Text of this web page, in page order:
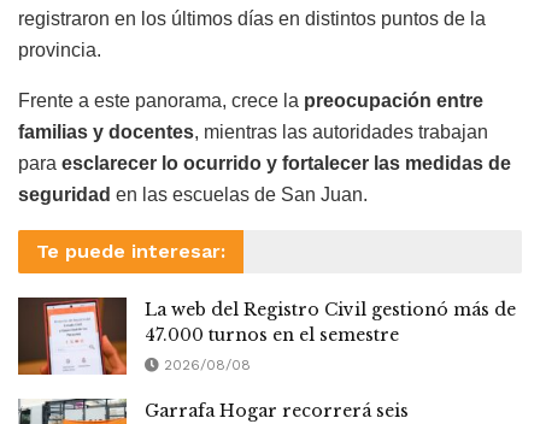
registraron en los últimos días en distintos puntos de la
provincia.
Frente a este panorama, crece la preocupación entre
familias y docentes, mientras las autoridades trabajan
para esclarecer lo ocurrido y fortalecer las medidas de
seguridad en las escuelas de San Juan.
Te puede interesar:
La web del Registro Civil gestionó más de
47.000 turnos en el semestre
2026/08/08
Garrafa Hogar recorrerá seis